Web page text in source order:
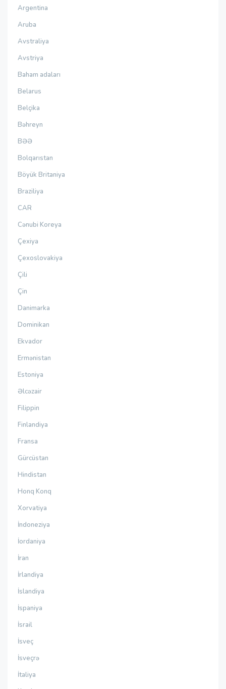
Argentina
Aruba
Avstraliya
Avstriya
Baham adaları
Belarus
Belçika
Bəhreyn
BƏƏ
Bolqarıstan
Böyük Britaniya
Braziliya
CAR
Cənubi Koreya
Çexiya
Çexoslovakiya
Çili
Çin
Danimarka
Dominikan
Ekvador
Ermənistan
Estoniya
Əlcəzair
Filippin
Finlandiya
Fransa
Gürcüstan
Hindistan
Honq Konq
Xorvatiya
İndoneziya
İordaniya
İran
İrlandiya
İslandiya
İspaniya
İsrail
İsveç
İsveçrə
İtaliya